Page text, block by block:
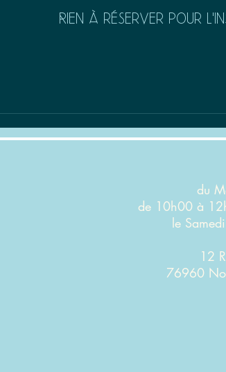
Rien à réserver pour
du
de 10h00 à
le
12
76960